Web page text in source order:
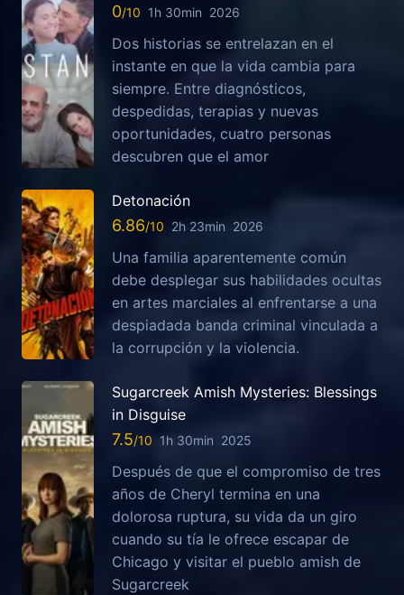
0 1h 30min 2026
Dos historias se entrelazan en el
instante en que la vida cambia para
siempre. Entre diagnósticos,
despedidas, terapias y nuevas
oportunidades, cuatro personas
descubren que el amor
Detonación
6.86 2h 23min 2026
Una familia aparentemente común
debe desplegar sus habilidades ocultas
en artes marciales al enfrentarse a una
despiadada banda criminal vinculada a
la corrupción y la violencia.
Sugarcreek Amish Mysteries: Blessings
in Disguise
7.5 1h 30min 2025
Después de que el compromiso de tres
años de Cheryl termina en una
dolorosa ruptura, su vida da un giro
cuando su tía le ofrece escapar de
Chicago y visitar el pueblo amish de
Sugarcreek